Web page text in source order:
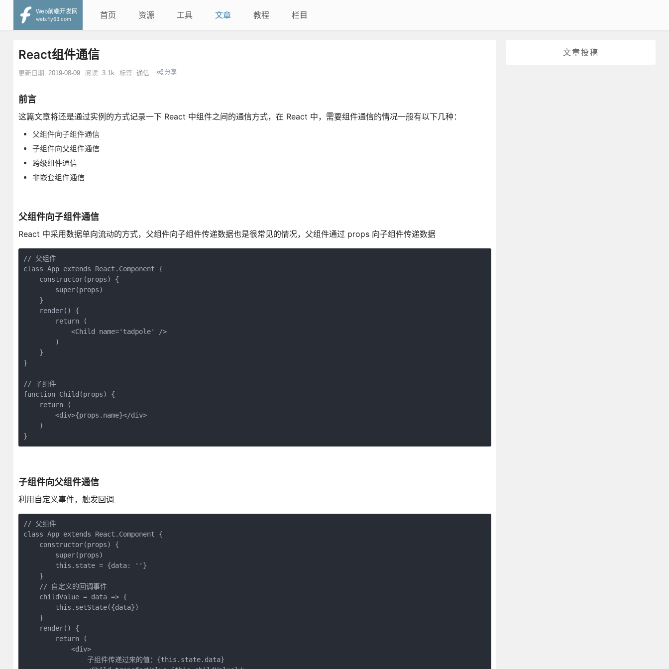
Web前端开发网
web.fly63.com
首页 资源 工具 文章 教程 栏目
文章投稿
React组件通信
更新日期: 2019-08-09 阅读: 3.1k 标签: 通信 分享
前言
这篇文章将还是通过实例的方式记录一下 React 中组件之间的通信方式，在 React 中，需要组件通信的情况一般有以下几种：
父组件向子组件通信
子组件向父组件通信
跨级组件通信
非嵌套组件通信
父组件向子组件通信
React 中采用数据单向流动的方式，父组件向子组件传递数据也是很常见的情况，父组件通过 props 向子组件传递数据
// 父组件
class App extends React.Component {
    constructor(props) {
        super(props)
    }
    render() {
        return (
            <Child name='tadpole' />
        )
    }
}
// 子组件
function Child(props) {
    return (
        <div>{props.name}</div>
    )
}
子组件向父组件通信
利用自定义事件，触发回调
// 父组件
class App extends React.Component {
    constructor(props) {
        super(props)
        this.state = {data: ''}
    }
    // 自定义的回调事件
    childValue = data => {
        this.setState({data})
    }
    render() {
        return (
            <div>
                子组件传递过来的值：{this.state.data}